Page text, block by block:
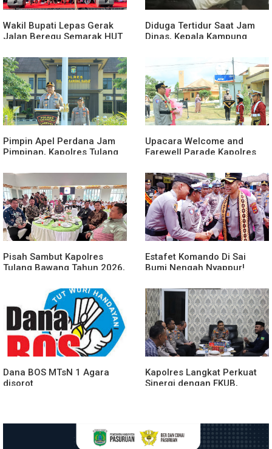
Wakil Bupati Lepas Gerak
Jalan Beregu Semarak HUT
Diduga Tertidur Saat Jam
Dinas, Kepala Kampung
Pimpin Apel Perdana Jam
Pimpinan, Kapolres Tulang
dan Penekanan Pada
Personil
Upacara Welcome and
Farewell Parade Kapolres
Berlangsung Khidmat
Pisah Sambut Kapolres
Tulang Bawang Tahun 2026,
Forkopimda untuk Menjaga
Stabilitas Daerah
Estafet Komando Di Sai
Bumi Nengah Nyappur!
Dan Penyerahan Tunggul
Kesatuan Polres Tulang
Bawang Berlangsung
Spektakuler
Dana BOS MTsN 1 Agara
disorot
Kapolres Langkat Perkuat
Sinergi dengan FKUB,